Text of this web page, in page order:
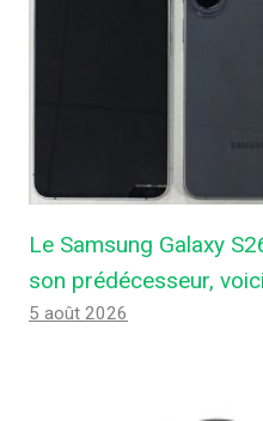
Le Samsung Galaxy
son prédécesseur,
5 août 2026